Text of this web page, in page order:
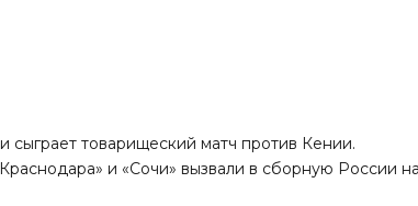
сыграет товарищеский матч против Кении.
и «Сочи» вызвали в сборную России на